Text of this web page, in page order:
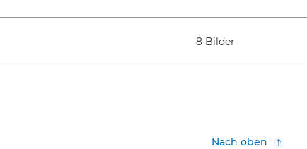
8 Bilder
Nach oben